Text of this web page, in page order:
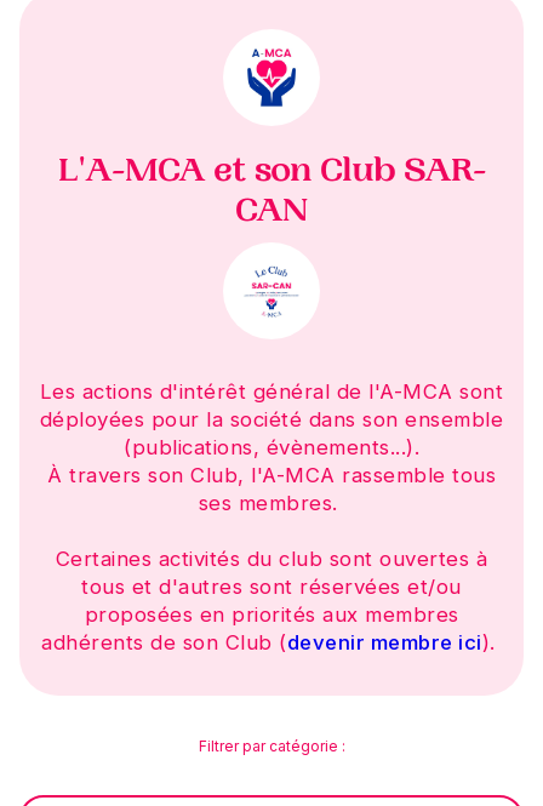
L'A-MCA et son Club SAR-
CAN
Les actions d'intérêt général de l'A-MCA sont
déployées pour la société dans son ensemble
(publications, évènements...).
À travers son Club, l'A-MCA rassemble tous
ses membres.
Certaines activités du club sont ouvertes à
tous et d'autres sont réservées et/ou
proposées en priorités aux membres
adhérents de son Club (devenir membre ici).
Filtrer par catégorie :